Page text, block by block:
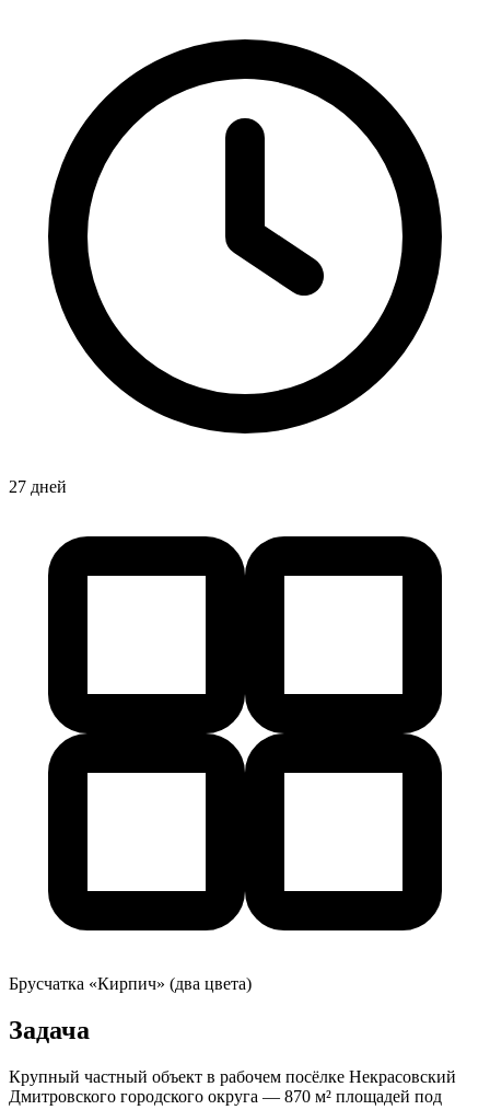
27 дней
Брусчатка «Кирпич» (два цвета)
Задача
Крупный частный объект в рабочем посёлке Некрасовский
Дмитровского городского округа — 870 м² площадей под